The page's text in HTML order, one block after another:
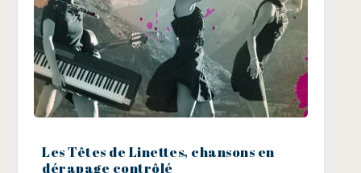
Les Têtes de Linettes, chansons en
dérapage contrôlé